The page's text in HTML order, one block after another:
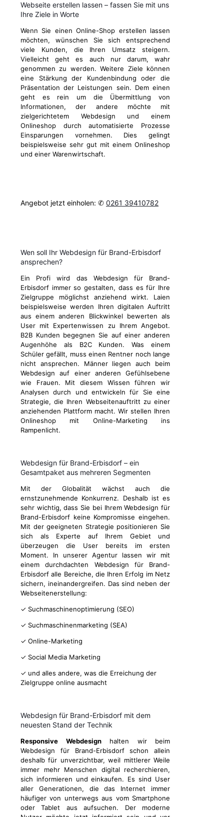
Webseite erstellen lassen – fassen Sie mit uns
Ihre Ziele in Worte
Wenn Sie einen Online-Shop erstellen lassen
möchten, wünschen Sie sich entsprechend
viele Kunden, die Ihren Umsatz steigern.
Vielleicht geht es auch nur darum, wahr
genommen zu werden. Weitere Ziele können
eine Stärkung der Kundenbindung oder die
Präsentation der Leistungen sein. Dem einen
geht es rein um die Übermittlung von
Informationen, der andere möchte mit
zielgerichtetem Webdesign und einem
Onlineshop durch automatisierte Prozesse
Einsparungen vornehmen. Dies gelingt
beispielsweise sehr gut mit einem Onlineshop
und einer Warenwirtschaft.
Angebot jetzt einholen: ✆ 0261 39410782
Wen soll Ihr Webdesign für Brand-Erbisdorf
ansprechen?
Ein Profi wird das Webdesign für Brand-
Erbisdorf immer so gestalten, dass es für Ihre
Zielgruppe möglichst anziehend wirkt. Laien
beispielsweise werden Ihren digitalen Auftritt
aus einem anderen Blickwinkel bewerten als
User mit Expertenwissen zu Ihrem Angebot.
B2B Kunden begegnen Sie auf einer anderen
Augenhöhe als B2C Kunden. Was einem
Schüler gefällt, muss einen Rentner noch lange
nicht ansprechen. Männer liegen auch beim
Webdesign auf einer anderen Gefühlsebene
wie Frauen. Mit diesem Wissen führen wir
Analysen durch und entwickeln für Sie eine
Strategie, die Ihren Webseitenauftritt zu einer
anziehenden Plattform macht. Wir stellen Ihren
Onlineshop mit Online-Marketing ins
Rampenlicht.
Webdesign für Brand-Erbisdorf – ein
Gesamtpaket aus mehreren Segmenten
Mit der Globalität wächst auch die
ernstzunehmende Konkurrenz. Deshalb ist es
sehr wichtig, dass Sie bei Ihrem Webdesign für
Brand-Erbisdorf keine Kompromisse eingehen.
Mit der geeigneten Strategie positionieren Sie
sich als Experte auf Ihrem Gebiet und
überzeugen die User bereits im ersten
Moment. In unserer Agentur lassen wir mit
einem durchdachten Webdesign für Brand-
Erbisdorf alle Bereiche, die Ihren Erfolg im Netz
sichern, ineinandergreifen. Das sind neben der
Webseitenerstellung:
✓ Suchmaschinenoptimierung (SEO)
✓ Suchmaschinenmarketing (SEA)
✓ Online-Marketing
✓ Social Media Marketing
✓ und alles andere, was die Erreichung der
Zielgruppe online ausmacht
Webdesign für Brand-Erbisdorf mit dem
neuesten Stand der Technik
Responsive Webdesignhalten wir beim
Webdesign für Brand-Erbisdorf schon allein
deshalb für unverzichtbar, weil mittlerer Weile
immer mehr Menschen digital recherchieren,
sich informieren und einkaufen. Es sind User
aller Generationen, die das Internet immer
häufiger von unterwegs aus vom Smartphone
oder Tablet aus aufsuchen. Der moderne